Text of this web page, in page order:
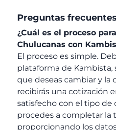
Preguntas frecuentes
¿Cuál es el proceso
Chulucanas con
El proceso es simple.
plataforma de Kambista,
que deseas cambiar y la
recibirás una cotización
satisfecho con el tipo de
procedes a completar la
proporcionando los